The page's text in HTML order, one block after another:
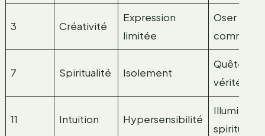
3 Créativité
Expression
limitée
Oser la
7 Spiritualité Isolement
Quête de
vérité
11 Intuition Hypersensibilité
spirituelle